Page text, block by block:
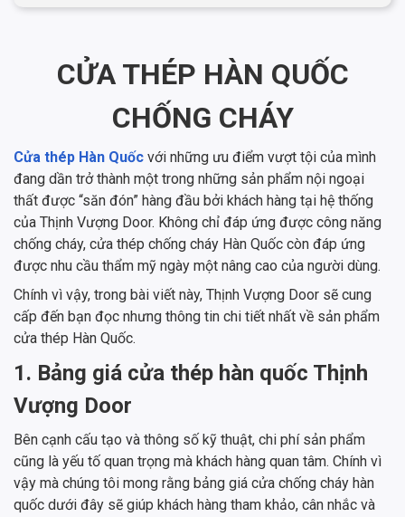
CỬA THÉP HÀN QUỐC
CHỐNG CHÁY
Cửa thép Hàn Quốc với những ưu điểm vượt tội của mình
đang dần trở thành một trong những sản phẩm nội ngoại
thất được “săn đón” hàng đầu bởi khách hàng tại hệ thống
của Thịnh Vượng Door. Không chỉ đáp ứng được công năng
chống cháy, cửa thép chống cháy Hàn Quốc còn đáp ứng
được nhu cầu thẩm mỹ ngày một nâng cao của người dùng.
Chính vì vậy, trong bài viết này, Thịnh Vượng Door sẽ cung
cấp đến bạn đọc nhưng thông tin chi tiết nhất về sản phẩm
cửa thép Hàn Quốc.
1. Bảng giá cửa thép hàn quốc Thịnh
Vượng Door
Bên cạnh cấu tạo và thông số kỹ thuật, chi phí sản phẩm
cũng là yếu tố quan trọng mà khách hàng quan tâm. Chính vì
vậy mà chúng tôi mong rằng bảng giá cửa chống cháy hàn
quốc dưới đây sẽ giúp khách hàng tham khảo, cân nhắc và